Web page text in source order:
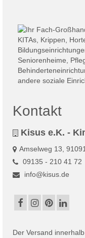
Kontakt
Kisus e.K. -
Amselweg 13,
09135 - 210 41 72
info@kisus.de
Der Versand